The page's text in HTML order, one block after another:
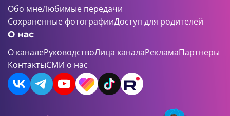
Обо мнеЛюбимые передачи
Сохраненные фотографииДоступ для родителей
О нас
О каналеРуководствоЛица каналаРекламаПартнеры
КонтактыСМИ о нас